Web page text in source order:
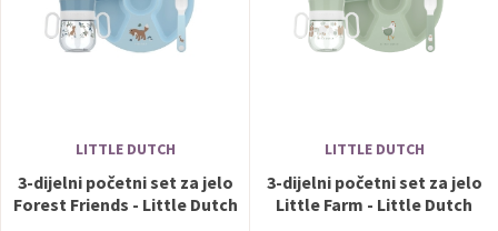
LITTLE DUTCH
3-dijelni početni set za jelo
Forest Friends - Little Dutch
LITTLE DUTCH
3-dijelni početni set za jelo
Little Farm - Little Dutch